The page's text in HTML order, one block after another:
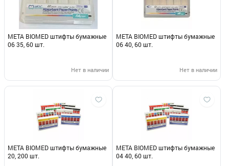
МЕТА BIOMED штифты бумажные
06 35, 60 шт.
Нет в наличии
МЕТА BIOMED штифты бумажные
06 40, 60 шт.
Нет в наличии
МЕТА BIOMED штифты бумажные
20, 200 шт.
МЕТА BIOMED штифты бумажные
04 40, 60 шт.